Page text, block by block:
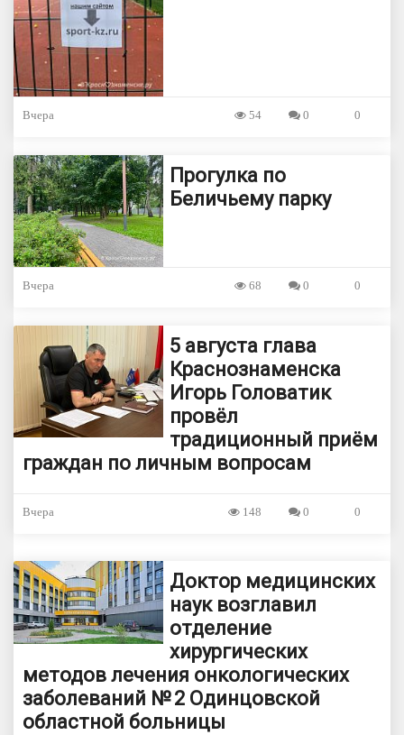
Вчера 0
0
54
Прогулка по
Беличьему парку
Вчера 0
0
68
5 августа глава
Краснознаменска
Игорь Головатик
провёл
традиционный приём
граждан по личным вопросам
Вчера 0
0
148
Доктор медицинских
наук возглавил
отделение
хирургических
методов лечения онкологических
заболеваний № 2 Одинцовской
областной больницы